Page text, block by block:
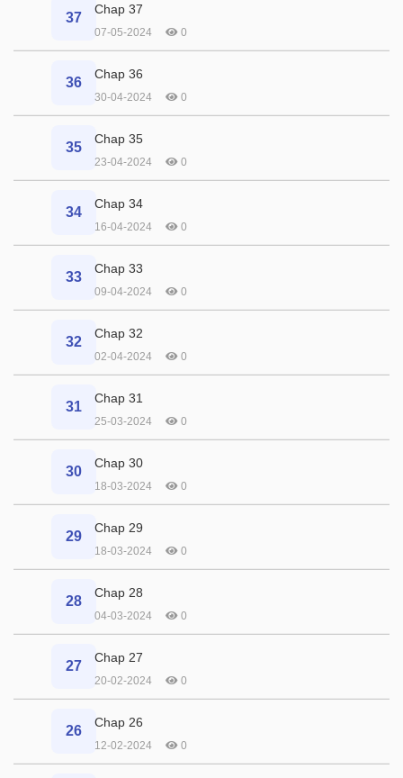
37
Chap 37
07-05-2024 0
36
Chap 36
30-04-2024 0
35
Chap 35
23-04-2024 0
34
Chap 34
16-04-2024 0
33
Chap 33
09-04-2024 0
32
Chap 32
02-04-2024 0
31
Chap 31
25-03-2024 0
30
Chap 30
18-03-2024 0
29
Chap 29
18-03-2024 0
28
Chap 28
04-03-2024 0
27
Chap 27
20-02-2024 0
26
Chap 26
12-02-2024 0